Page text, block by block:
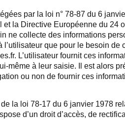
par la loi n° 78-87 du 6
la Directive Européenne du 24
ne collecte des informations
que pour le besoin de
L’utilisateur fournit ces
même à leur saisie. Il est alors
ou non de fournir ces
la loi 78-17 du 6 janvier 1978
d’un droit d’accès, de